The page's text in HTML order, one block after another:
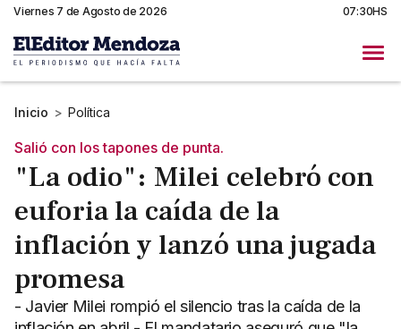
Viernes 7 de Agosto de 2026 07:30HS
Inicio > Política
Salió con los tapones de punta.
"La odio": Milei celebró con
euforia la caída de la
inflación y lanzó una jugada
promesa
- Javier Milei rompió el silencio tras la caída de la